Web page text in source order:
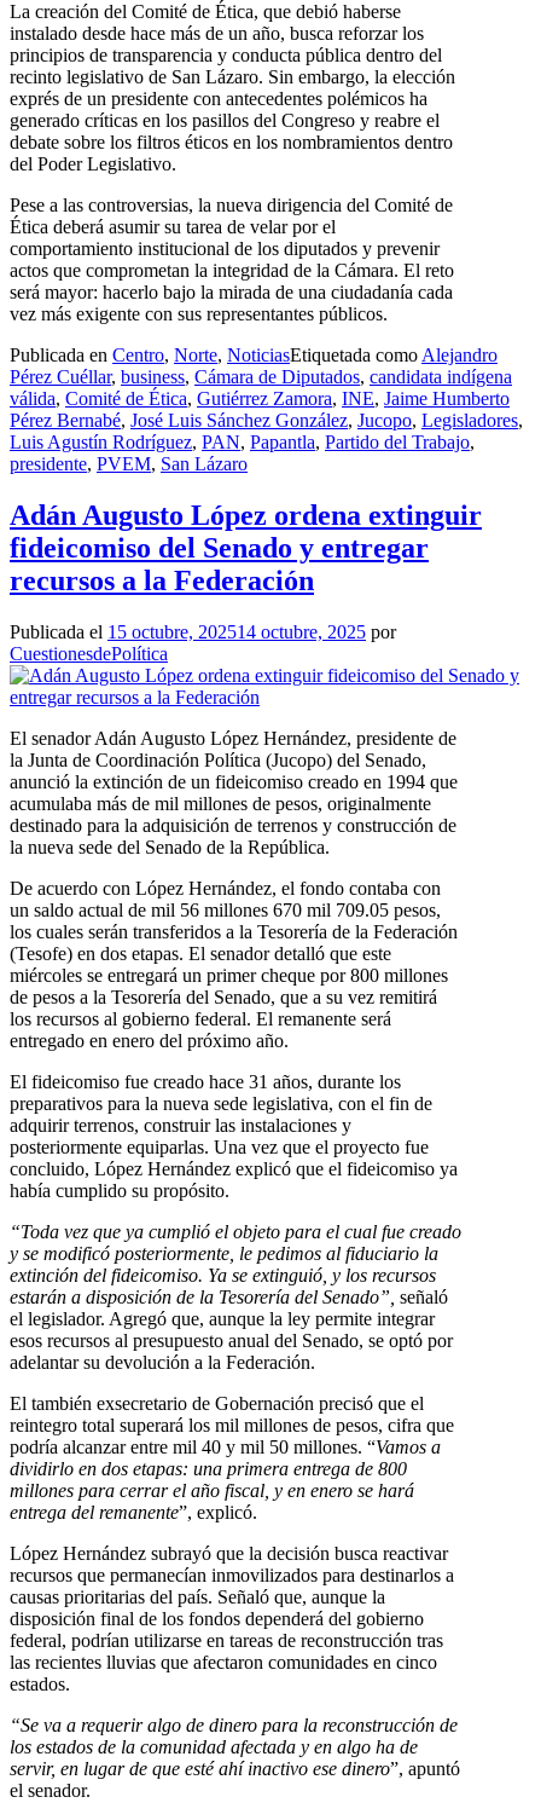
La creación del Comité de Ética, que debió haberse
instalado desde hace más de un año, busca reforzar los
principios de transparencia y conducta pública dentro del
recinto legislativo de San Lázaro. Sin embargo, la elección
exprés de un presidente con antecedentes polémicos ha
generado críticas en los pasillos del Congreso y reabre el
debate sobre los filtros éticos en los nombramientos dentro
del Poder Legislativo.
Pese a las controversias, la nueva dirigencia del Comité de
Ética deberá asumir su tarea de velar por el
comportamiento institucional de los diputados y prevenir
actos que comprometan la integridad de la Cámara. El reto
será mayor: hacerlo bajo la mirada de una ciudadanía cada
vez más exigente con sus representantes públicos.
Publicada en Centro, Norte, NoticiasEtiquetada comoAlejandro
Pérez Cuéllar, business, Cámara de Diputados, candidata indígena
válida, Comité de Ética, Gutiérrez Zamora, INE, Jaime Humberto
Pérez Bernabé, José Luis Sánchez González, Jucopo, Legisladores,
Luis Agustín Rodríguez, PAN, Papantla, Partido del Trabajo,
presidente, PVEM, San Lázaro
Adán Augusto López ordena extinguir
fideicomiso del Senado y entregar
recursos a la Federación
Publicada el 15 octubre, 202514 octubre, 2025 por
CuestionesdePolítica
El senador Adán Augusto López Hernández, presidente de
la Junta de Coordinación Política (Jucopo) del Senado,
anunció la extinción de un fideicomiso creado en 1994 que
acumulaba más de mil millones de pesos, originalmente
destinado para la adquisición de terrenos y construcción de
la nueva sede del Senado de la República.
De acuerdo con López Hernández, el fondo contaba con
un saldo actual de mil 56 millones 670 mil 709.05 pesos,
los cuales serán transferidos a la Tesorería de la Federación
(Tesofe) en dos etapas. El senador detalló que este
miércoles se entregará un primer cheque por 800 millones
de pesos a la Tesorería del Senado, que a su vez remitirá
los recursos al gobierno federal. El remanente será
entregado en enero del próximo año.
El fideicomiso fue creado hace 31 años, durante los
preparativos para la nueva sede legislativa, con el fin de
adquirir terrenos, construir las instalaciones y
posteriormente equiparlas. Una vez que el proyecto fue
concluido, López Hernández explicó que el fideicomiso ya
había cumplido su propósito.
“Toda vez que ya cumplió el objeto para el cual fue creado
y se modificó posteriormente, le pedimos al fiduciario la
extinción del fideicomiso. Ya se extinguió, y los recursos
estarán a disposición de la Tesorería del Senado”, señaló
el legislador. Agregó que, aunque la ley permite integrar
esos recursos al presupuesto anual del Senado, se optó por
adelantar su devolución a la Federación.
El también exsecretario de Gobernación precisó que el
reintegro total superará los mil millones de pesos, cifra que
podría alcanzar entre mil 40 y mil 50 millones. “Vamos a
dividirlo en dos etapas: una primera entrega de 800
millones para cerrar el año fiscal, y en enero se hará
entrega del remanente”, explicó.
López Hernández subrayó que la decisión busca reactivar
recursos que permanecían inmovilizados para destinarlos a
causas prioritarias del país. Señaló que, aunque la
disposición final de los fondos dependerá del gobierno
federal, podrían utilizarse en tareas de reconstrucción tras
las recientes lluvias que afectaron comunidades en cinco
estados.
“Se va a requerir algo de dinero para la reconstrucción de
los estados de la comunidad afectada y en algo ha de
servir, en lugar de que esté ahí inactivo ese dinero”, apuntó
el senador.